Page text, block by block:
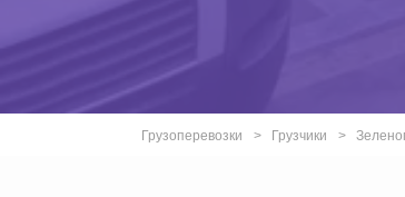
Грузоперевозки Грузчики